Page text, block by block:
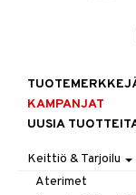
KAMPANJAT
UUSIA
Keittiö & Tarjoilu
Aterimet